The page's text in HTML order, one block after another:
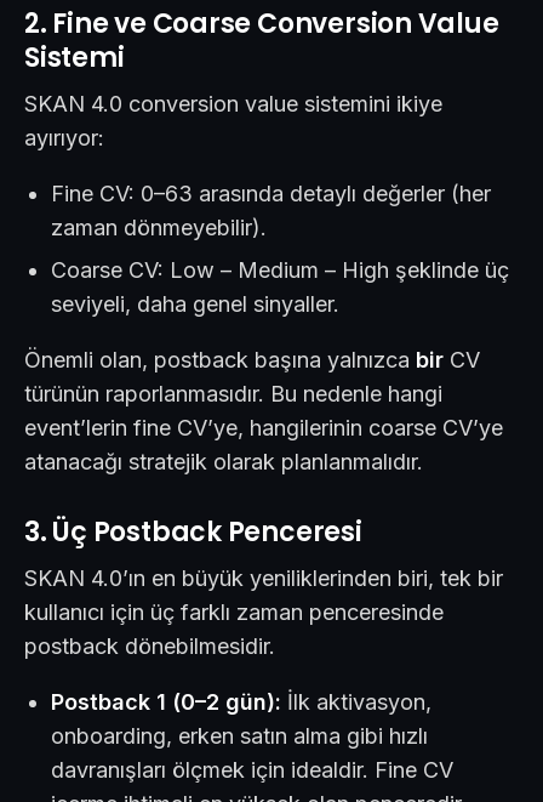
2. Fine ve Coarse Conversion Value
Sistemi
SKAN 4.0 conversion value sistemini ikiye
ayırıyor:
Fine CV: 0–63 arasında detaylı değerler (her
zaman dönmeyebilir).
Coarse CV: Low – Medium – High şeklinde üç
seviyeli, daha genel sinyaller.
Önemli olan, postback başına yalnızca bir CV
türünün raporlanmasıdır. Bu nedenle hangi
event’lerin fine CV’ye, hangilerinin coarse CV’ye
atanacağı stratejik olarak planlanmalıdır.
3. Üç Postback Penceresi
SKAN 4.0’ın en büyük yeniliklerinden biri, tek bir
kullanıcı için üç farklı zaman penceresinde
postback dönebilmesidir.
Postback 1 (0–2 gün): İlk aktivasyon,
onboarding, erken satın alma gibi hızlı
davranışları ölçmek için idealdir. Fine CV